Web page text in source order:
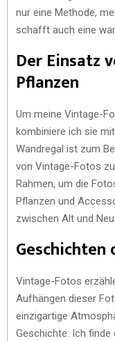
nur eine Methode,
schafft auch eine
Der Einsatz
Pflanzen
Um meine Vintage-
kombiniere ich sie
Wandregal ist zum
von Vintage-Fotos
Rahmen, um die
Pflanzen und
zwischen Alt und Neu.
Geschichten
Vintage-Fotos
Aufhängen dieser
einzigartige
Geschichte. Ich